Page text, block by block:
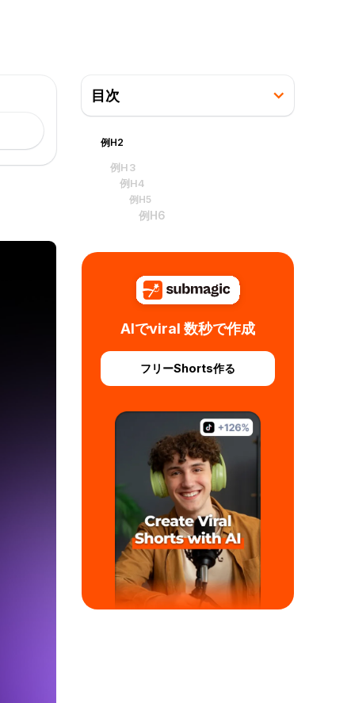
目次
例H2
例H3
例H4
例H5
例H6
AIでviral 数秒で作成
フリーShorts作る